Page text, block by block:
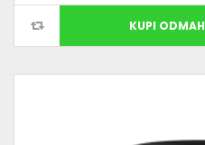
KUPI ODMAH